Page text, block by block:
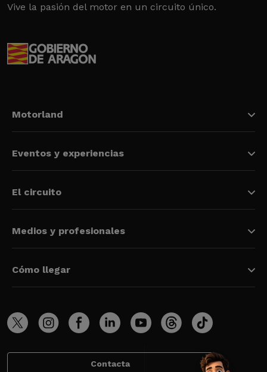
Vive la pasión del motor en un circuito único.
Motorland
Eventos y experiencias
El circuito
Medios y profesionales
Cómo llegar
Contacta